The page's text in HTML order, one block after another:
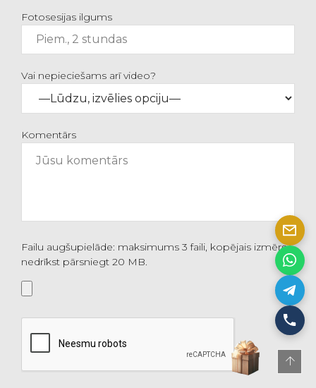
Fotosesijas ilgums
Vai nepieciešams arī video?
Komentārs
Failu augšupielāde: maksimums 3 faili, kopējais izmērs
nedrīkst pārsniegt 20 MB.